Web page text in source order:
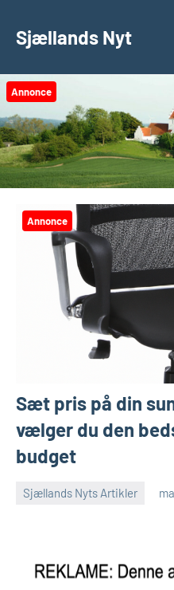
Sjællands Nyt
Annonce
Annonce
Sæt pris på din
vælger du den
budget
Sjællands Nyts Artikler